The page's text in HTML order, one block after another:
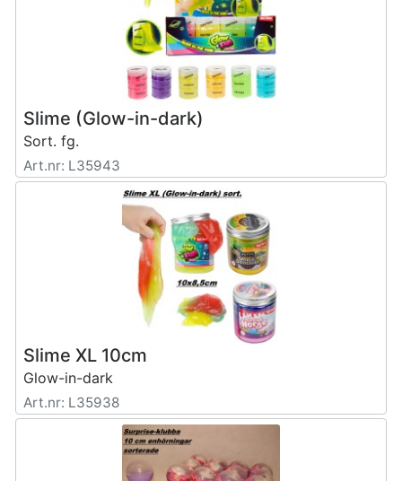
Slime (Glow-in-dark)
Sort. fg.
Art.nr: L35943
Slime XL 10cm
Glow-in-dark
Art.nr: L35938